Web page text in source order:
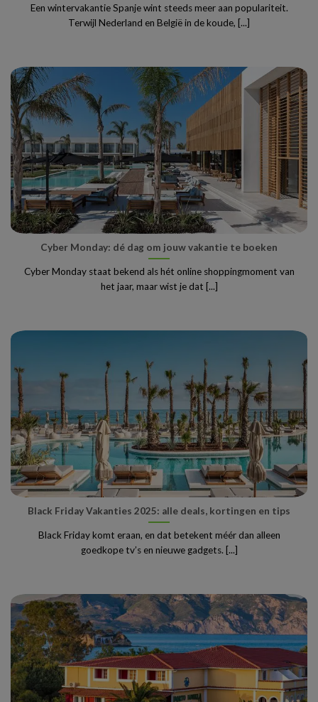
Een wintervakantie Spanje wint steeds meer aan populariteit.
Terwijl Nederland en België in de koude, [...]
Cyber Monday: dé dag om jouw vakantie te boeken
Cyber Monday staat bekend als hét online shoppingmoment van
het jaar, maar wist je dat [...]
Black Friday Vakanties 2025: alle deals, kortingen en tips
Black Friday komt eraan, en dat betekent méér dan alleen
goedkope tv’s en nieuwe gadgets. [...]